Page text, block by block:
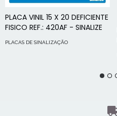
PLACA VINIL 15 X 20 DEFICIENTE
FISICO REF.: 420AF - SINALIZE
PLACAS DE SINALIZAÇÃO